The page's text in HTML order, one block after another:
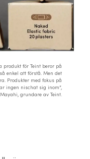
produkt för Teint beror på
enkel att förstå. Men det
Produkter med fokus på
ingen nischat sig inom”,
grundare av Teint.